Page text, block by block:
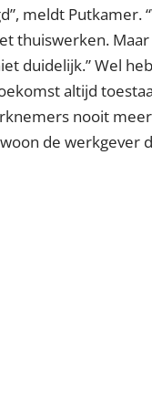
, meldt Putkamer.
thuiswerken.
duidelijk. Wel
altijd
nooit
de werkgever